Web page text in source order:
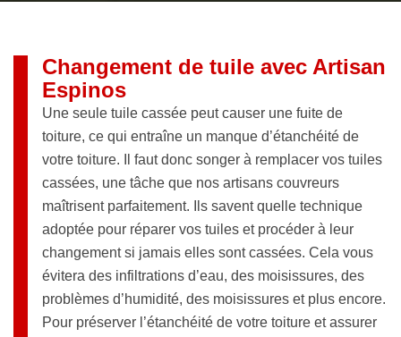
Changement de tuile avec Artisan
Espinos
Une seule tuile cassée peut causer une fuite de
toiture, ce qui entraîne un manque d’étanchéité de
votre toiture. Il faut donc songer à remplacer vos tuiles
cassées, une tâche que nos artisans couvreurs
maîtrisent parfaitement. Ils savent quelle technique
adoptée pour réparer vos tuiles et procéder à leur
changement si jamais elles sont cassées. Cela vous
évitera des infiltrations d’eau, des moisissures, des
problèmes d’humidité, des moisissures et plus encore.
Pour préserver l’étanchéité de votre toiture et assurer